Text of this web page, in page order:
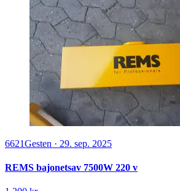
6621Gesten · 29. sep. 2025
REMS bajonetsav 7500W 220 v